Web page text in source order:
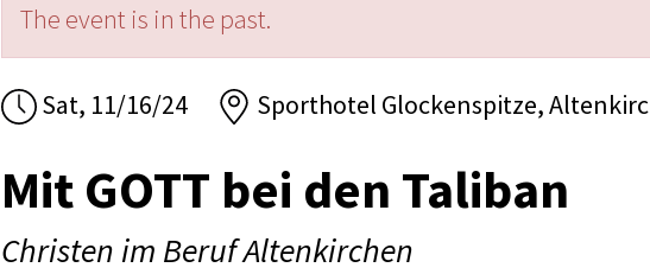
The event is in the past.
Sat, 11/16/24 Sporthotel Glockenspitze,
Mit GOTT bei den Taliban
Christen im Beruf Altenkirchen